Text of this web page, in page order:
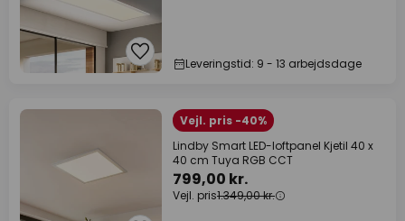
Leveringstid: 9 - 13 arbejdsdage
Vejl. pris -40%
Lindby Smart LED-loftpanel Kjetil 40 x
40 cm Tuya RGB CCT
799,00 kr.
Vejl. pris1.349,00 kr.